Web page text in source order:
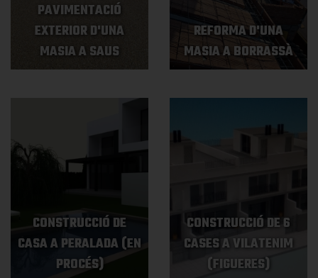
PAVIMENTACIÓ
EXTERIOR D'UNA
MASIA A SAUS
REFORMA D'UNA
MASIA A BORRASSÀ
CONSTRUCCIÓ DE
CASA A PERALADA (EN
PROCÉS)
CONSTRUCCIÓ DE 6
CASES A VILATENIM
(FIGUERES)